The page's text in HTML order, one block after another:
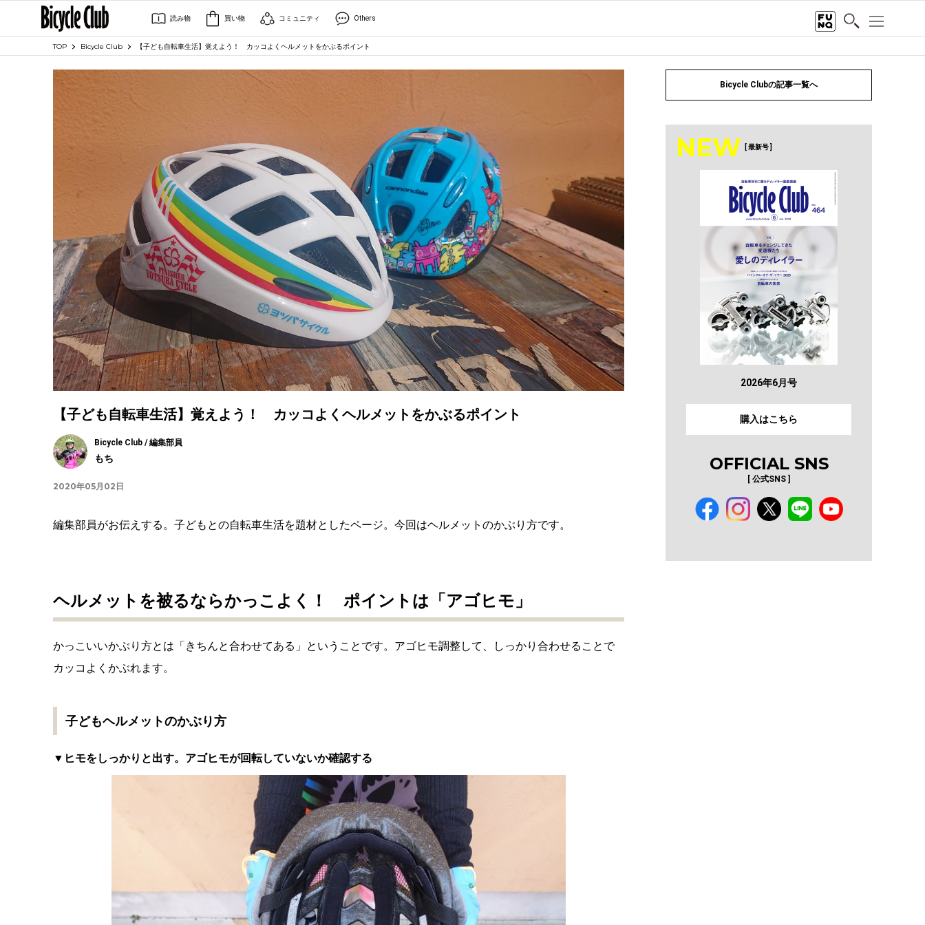
読み物 買い物 コミュニティ Others
TOP Bicycle Club 【子ども自転車生活】覚えよう！ カッコよくヘルメットをかぶるポイント
【子ども自転車生活】覚えよう！ カッコよくヘルメットをかぶるポイント
Bicycle Club / 編集部員
もち
2020年05月02日
編集部員がお伝えする。子どもとの自転車生活を題材としたページ。今回はヘルメットのかぶり方です。
ヘルメットを被るならかっこよく！ ポイントは「アゴヒモ」
かっこいいかぶり方とは「きちんと合わせてある」ということです。アゴヒモ調整して、しっかり合わせることで
カッコよくかぶれます。
子どもヘルメットのかぶり方
▼ヒモをしっかりと出す。アゴヒモが回転していないか確認する
Bicycle Clubの記事一覧へ
NEW [ 最新号 ]
2026年6月号
購入はこちら
OFFICIAL SNS
[ 公式SNS ]